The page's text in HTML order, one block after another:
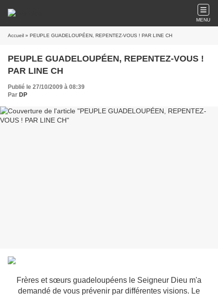
MENU
Accueil » PEUPLE GUADELOUPÉEN, REPENTEZ-VOUS ! PAR LINE CH
PEUPLE GUADELOUPÉEN, REPENTEZ-VOUS !
PAR LINE CH
Publié le 27/10/2009 à 08:39
Par DP
Frères et sœurs guadeloupéens le Seigneur Dieu m'a
demandé de vous prévenir par différentes visions. Le